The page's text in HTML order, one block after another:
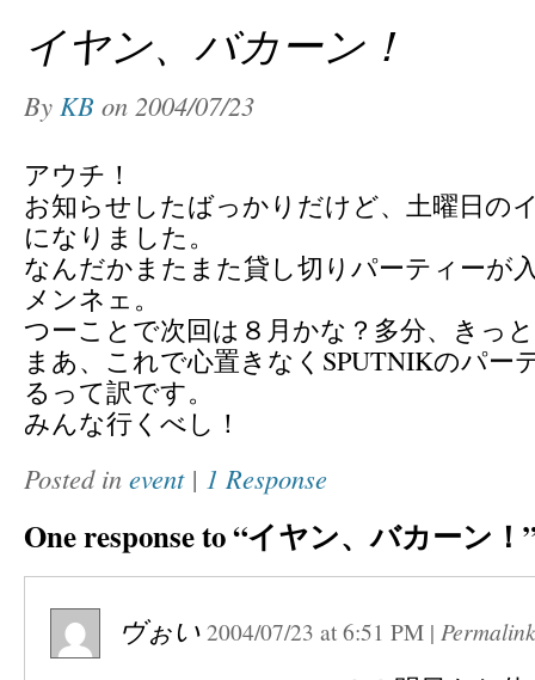
イヤン、バカーン！
By KB on 2004/07/23
アウチ！
お知らせしたばっかりだけど、土曜日の
になりました。
なんだかまたまた貸し切りパーティーが
メンネェ。
つーことで次回は８月かな？多分、きっ
まあ、これで心置きなくSPUTNIKのパー
るって訳です。
みんな行くべし！
Posted in event| 1 Response
One response to “イヤン、バカーン！
ヴぉい2004/07/23 at6:51 PM | Permalink